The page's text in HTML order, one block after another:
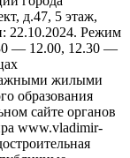
д.47, 5 этаж,
22.10.2024. Режим
— 12.00, 12.30 —
жилыми
образования
сайте органов
www.vladimir-